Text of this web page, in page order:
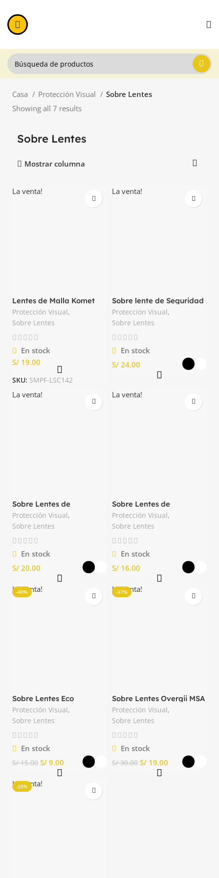
Casa Protección Visual
Sobre Lentes
Showing all 7 results
Sobre Lentes
Mostrar columna
La venta!
Lentes de Malla Komet
XPV Clute
Protección Visual,
Sobre Lentes
En stock
S/
SKU: SMPF-LSC142
La venta!
Sobre lente de Seguridad
OX 1000 3M
Protección Visual,
Sobre Lentes
En stock
S/
La venta!
Sobre Lentes de
Seguridad Matrix Spro
Protección Visual,
Sobre Lentes
En stock
S/
La venta!
Sobre Lentes de
Seguridad OTG Clute
Protección Visual,
Sobre Lentes
En stock
S/
-40%
La venta!
Sobre Lentes Eco
Transparente y Oscuro
Truper
Protección Visual,
Sobre Lentes
En stock
S/15.00 S/ 9.00
-37%
La venta!
Sobre Lentes Overgii MSA
Transparente y Oscuro
Protección Visual,
Sobre Lentes
En stock
S/30.00 S/ 19.00
-20%
La venta!